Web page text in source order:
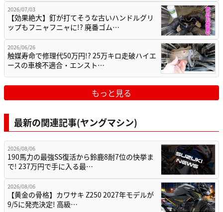
2026/07/03
【効果絶大】釘が打てそうな古いハンドルグリ
ップもフニャフニャに!? 廃番ゴム…
2026/06/26
触媒寿命で修理代50万円!? 25万キロ走破ハイエ
ースの車検不適合・エンスト…
もっと見る
最新の関連記事(ヤングマシン)
2026/08/06
190馬力の最強SS復活から鈴鹿8耐7位の快挙ま
で! 237万円で手に入る最…
2026/08/06
【黄金の骨格】カワサキ Z250 2027年モデルが
9/5に発売決定! 高級…